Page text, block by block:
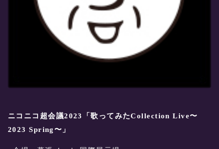
ニコニコ超会議2023「歌ってみたCollection Live〜
2023 Spring〜」